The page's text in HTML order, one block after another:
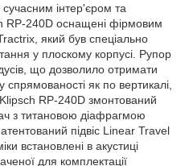
інтер'єром та
RP-240D оснащені фірмовим
який був спеціально
у плоскому корпусі. Рупор
що дозволило отримати
як по вертикалі,
Klipsch RP-240D змонтований
з титановою діафрагмою
підвіс Linear Travel
встановлені в акустиці
для комплектації